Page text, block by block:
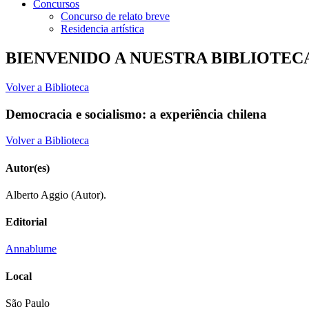
Concursos
Concurso de relato breve
Residencia artística
BIENVENIDO A NUESTRA
Volver a Biblioteca
Democracia e socialismo: a experiência chilena
Volver a Biblioteca
Autor(es)
Alberto Aggio (Autor).
Editorial
Annablume
Local
São Paulo